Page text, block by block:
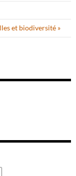
et biodiversité »